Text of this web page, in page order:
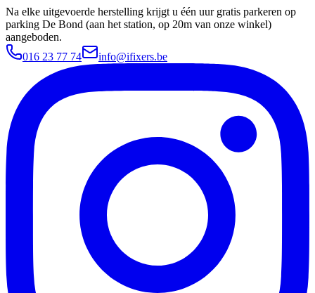
Na elke uitgevoerde herstelling krijgt u één uur gratis parkeren op
parking De Bond (aan het station, op 20m van onze winkel)
aangeboden.
016 23 77 74
info@ifixers.be